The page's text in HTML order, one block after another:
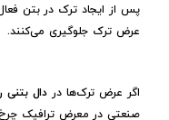
پس از ایجاد ترک در بتن
عرض ترک جلوگیری می‌کنند.
اگر عرض ترک‌ها در دال بتنی